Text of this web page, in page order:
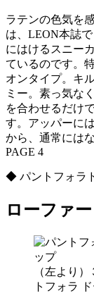
ラテンの色気を
は、LEON本誌
にはけるスニー
ているのです。
オンタイプ。キ
ミー。素っ気な
を合わせるだけ
す。アッパーに
から、通常には
PAGE 4
◆ パントフォラ
ローファ
（左より
トフォラ